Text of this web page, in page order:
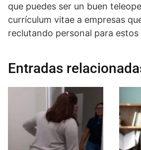
que puedes ser un buen
currículum vitae a empresas
reclutando personal para estos
Entradas